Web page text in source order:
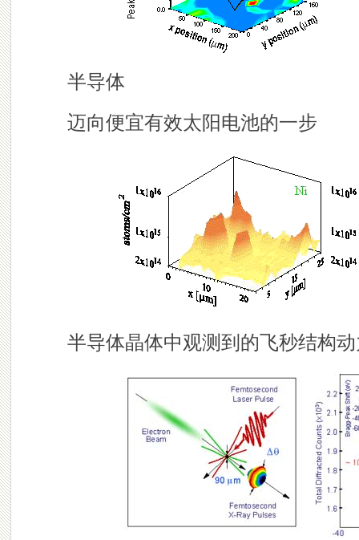
半导体
迈向便宜有效太阳电池的一步
半导体晶体中观测到的飞秒结构